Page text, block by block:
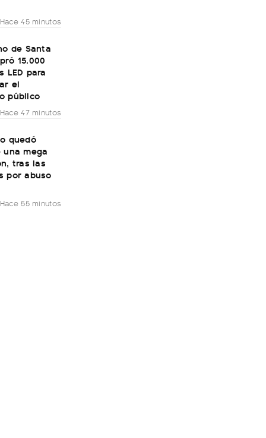
Hace 45 minutos
de Santa
15.000
LED para
el
público
Hace 47 minutos
quedó
mega
tras las
por abuso
Hace 55 minutos